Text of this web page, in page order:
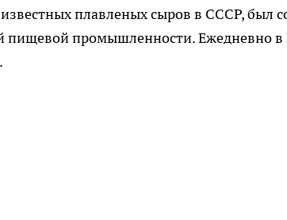
плавленых сыров в СССР, был
пищевой промышленности. Ежедневно в